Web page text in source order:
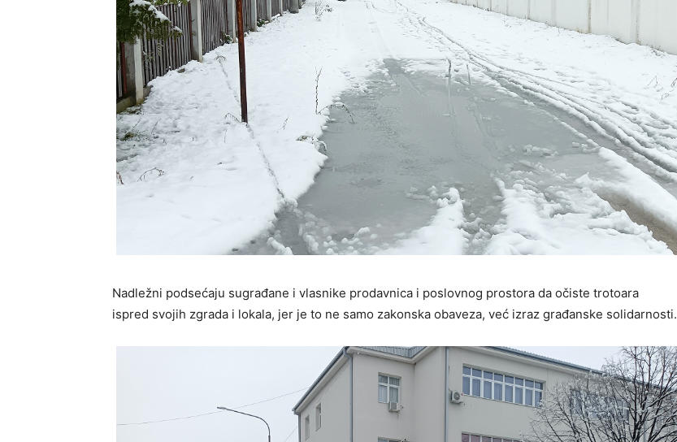
Nadležni podsećaju sugrađane i vlasnike prodavnica i poslovnog prostora da očiste trotoara
ispred svojih zgrada i lokala, jer je to ne samo zakonska obaveza, već izraz građanske solidarnosti.